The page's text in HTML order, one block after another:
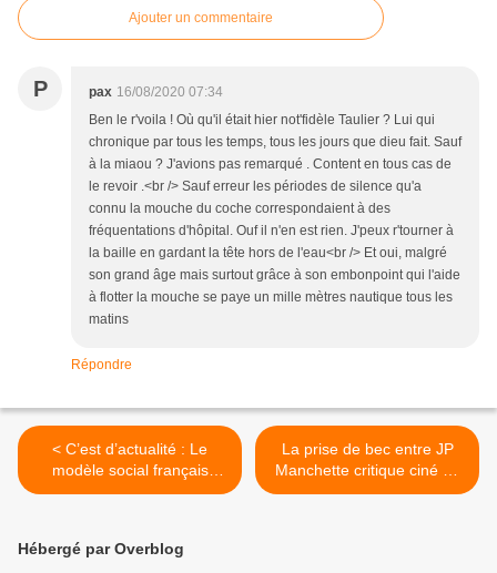
Ajouter un commentaire
P pax 16/08/2020 07:34
Ben le r'voila ! Où qu'il était hier not'fidèle Taulier ? Lui qui
chronique par tous les temps, tous les jours que dieu fait. Sauf
à la miaou ? J'avions pas remarqué . Content en tous cas de
le revoir .<br /> Sauf erreur les périodes de silence qu'a
connu la mouche du coche correspondaient à des
fréquentations d'hôpital. Ouf il n'en est rien. J'peux r'tourner à
la baille en gardant la tête hors de l'eau<br /> Et oui, malgré
son grand âge mais surtout grâce à son embonpoint qui l'aide
à flotter la mouche se paye un mille mètres nautique tous les
matins
Répondre
< C’est d’actualité : Le
modèle social français
entretient la défiance
La prise de bec entre JP
Manchette critique ciné de
Charlie-hebdo et Yves
Hébergé par Overblog